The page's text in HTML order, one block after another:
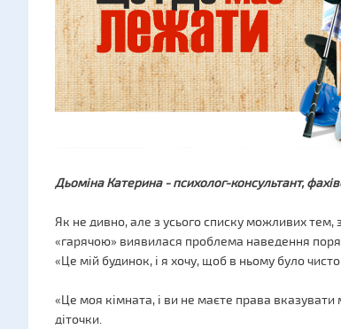
Дьоміна Катерина - психолог-консультант,
Як не дивно, але з усього списку можливих
«гарячою» виявилася проблема наведення
«Це мій будинок, і я хочу, щоб в ньому було
«Це моя кімната, і ви не маєте права
діточки.